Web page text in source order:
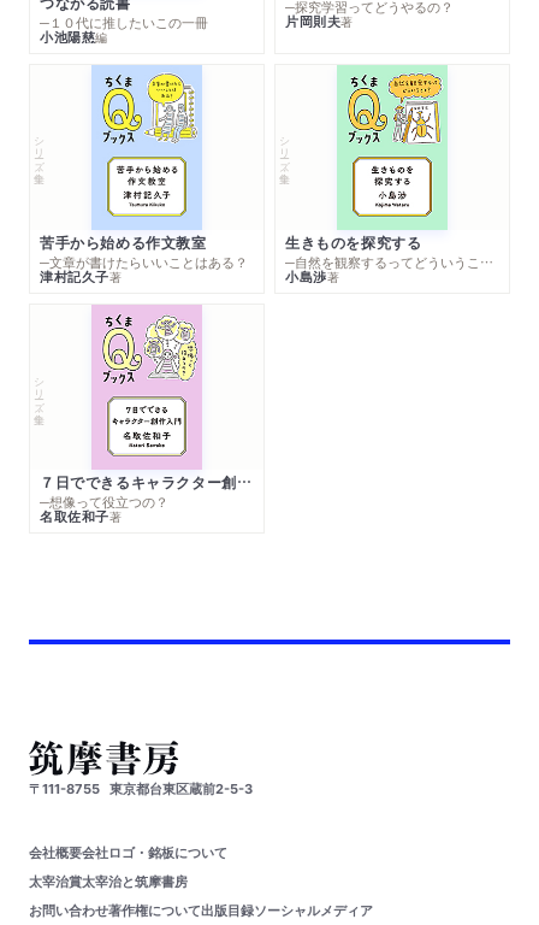
─１０代に推したいこの一冊
小池陽慈編
─探究学習ってどうやるの？
片岡則夫著
シリーズ・全集
苦手から始める作文教室
─文章が書けたらいいことはある？
津村記久子著
シリーズ・全集
生きものを探究する
─自然を観察するってどういうこと？
小島渉著
シリーズ・全集
７日でできるキャラクター創作入門
─想像って役立つの？
名取佐和子著
〒111-8755 東京都台東区蔵前2-5-3
会社概要会社ロゴ・銘板について
太宰治賞太宰治と筑摩書房
お問い合わせ著作権について出版目録ソーシャルメディア